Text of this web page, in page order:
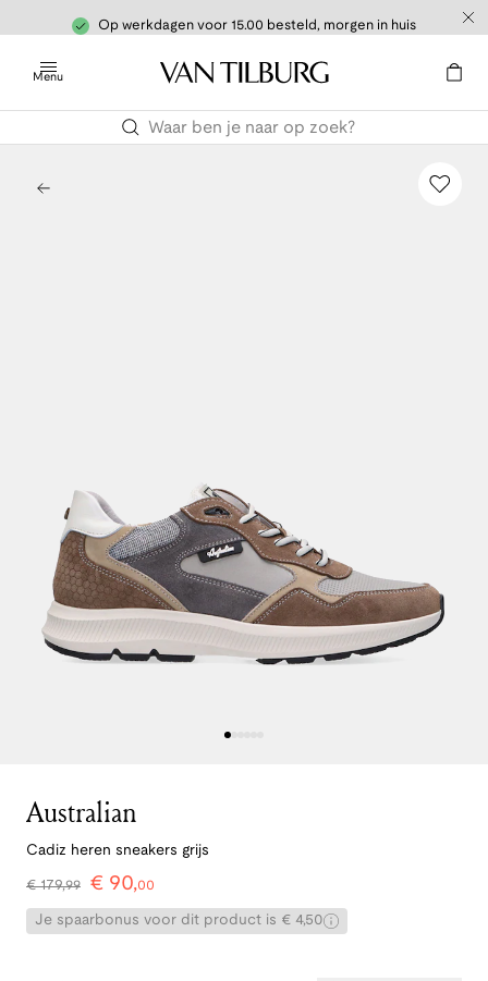
Op werkdagen voor 15.00 besteld, morgen in huis
Menu
Australian
Cadiz heren sneakers grijs
€179,99 € 90,00
Je spaarbonus voor dit product is € 4,50